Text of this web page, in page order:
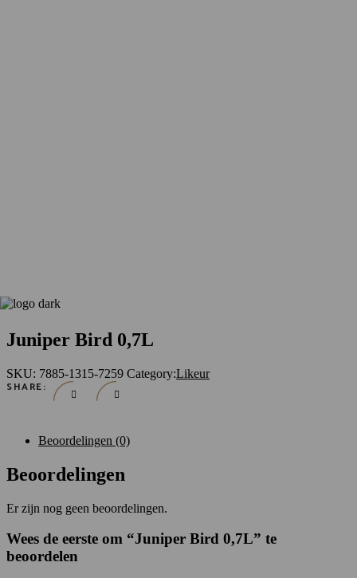
Juniper Bird 0,7L
SKU: 7885-1315-7259 Category:Likeur
SHARE:
Beoordelingen (0)
Beoordelingen
Er zijn nog geen beoordelingen.
Wees de eerste om “Juniper Bird 0,7L” te
beoordelen